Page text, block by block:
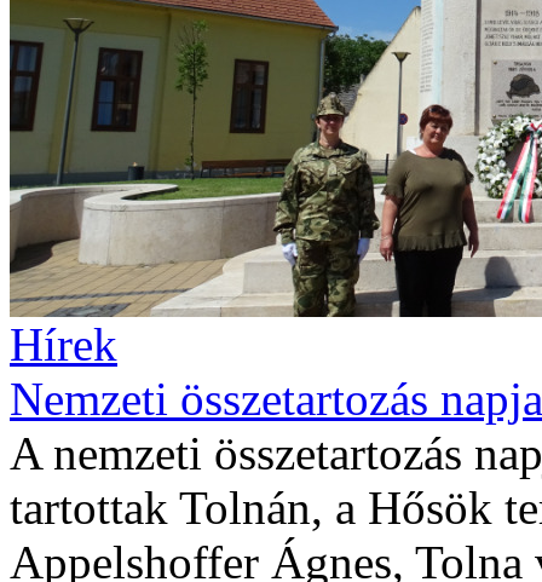
Hírek
Nemzeti összetartozás
A nemzeti összetartozás
tartottak Tolnán, a Hősök
Appelshoffer Ágnes, Tolna